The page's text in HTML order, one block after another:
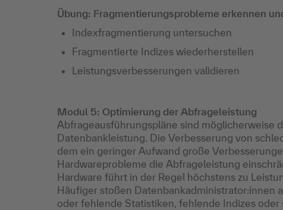
Übung: Fragmentierungsprobleme erkennen
Indexfragmentierung untersuchen
Fragmentierte Indizes wiederherstellen
Leistungsverbesserungen validieren
Modul 5: Optimierung der Abfrageleistung
Abfrageausführungspläne sind möglicherweise
Datenbankleistung. Die Verbesserung von
dem ein geringer Aufwand große
Hardwareprobleme die Abfrageleistung
Hardware führt in der Regel höchstens zu
Häufiger stoßen Datenbankadministrator:innen
oder fehlende Statistiken, fehlende Indizes